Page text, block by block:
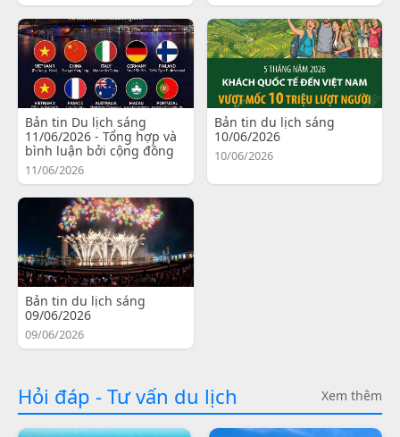
Bản tin Du lịch sáng
11/06/2026 - Tổng hợp và
bình luận bởi cộng đồng
11/06/2026
Bản tin du lịch sáng
10/06/2026
10/06/2026
Bản tin du lịch sáng
09/06/2026
09/06/2026
Hỏi đáp - Tư vấn du lịch Xem thêm